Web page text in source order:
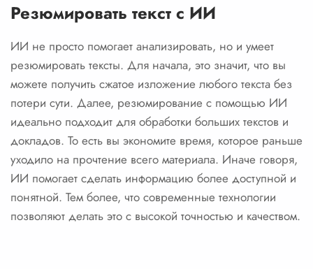
Резюмировать текст с ИИ
ИИ не просто помогает анализировать, но и умеет
резюмировать тексты. Для начала, это значит, что вы
можете получить сжатое изложение любого текста без
потери сути. Далее, резюмирование с помощью ИИ
идеально подходит для обработки больших текстов и
докладов. То есть вы экономите время, которое раньше
уходило на прочтение всего материала. Иначе говоря,
ИИ помогает сделать информацию более доступной и
понятной. Тем более, что современные технологии
позволяют делать это с высокой точностью и качеством.